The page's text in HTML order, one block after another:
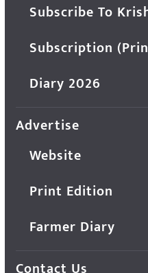
Subscribe To
Subscription
Diary 2026
Advertise
Website
Print Edition
Farmer Diary